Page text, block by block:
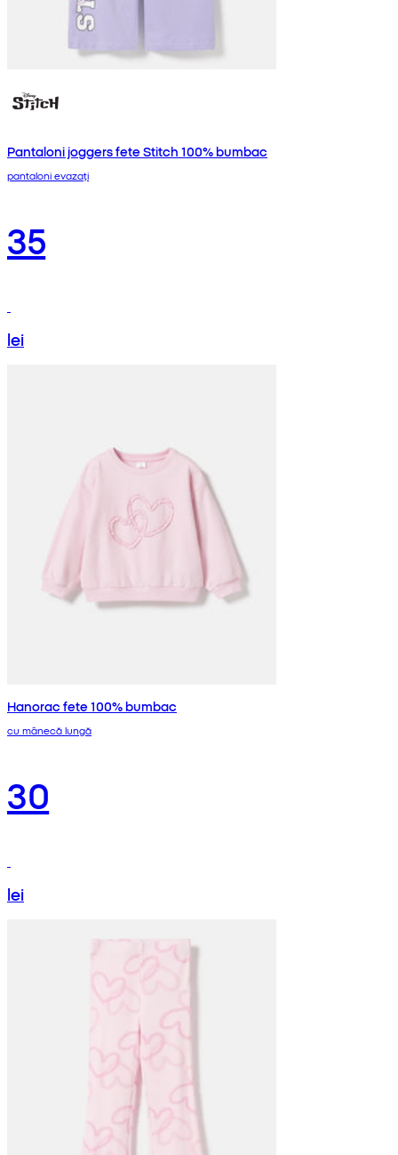
Pantaloni joggers fete Stitch 100% bumbac
pantaloni evazați
35
lei
Hanorac fete 100% bumbac
cu mânecă lungă
30
lei